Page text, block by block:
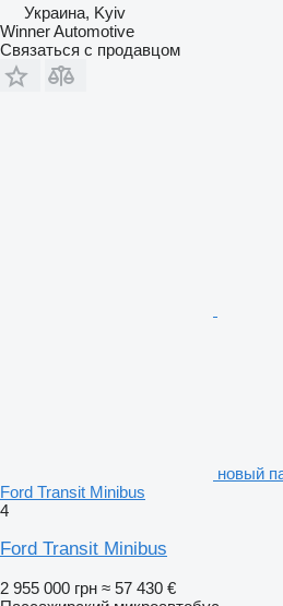
Украина, Kyiv
Winner Automotive
Связаться с продавцом
новый
Ford Transit Minibus
4
Ford Transit Minibus
2 955 000 грн ≈ 57 430 €